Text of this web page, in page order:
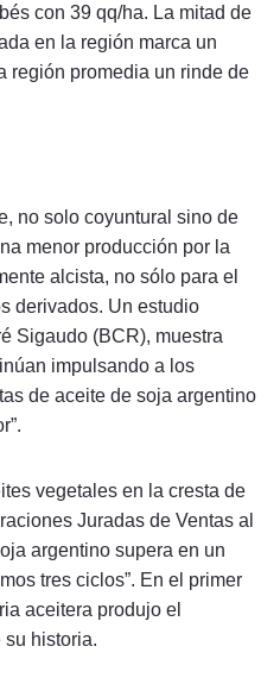
con 39 qq/ha. La mitad de
en la región marca un
región promedia un rinde de
no solo coyuntural sino de
menor producción por la
alcista, no sólo para el
derivados. Un estudio
Sigaudo (BCR), muestra
impulsando a los
de aceite de soja argentino
vegetales en la cresta de
Juradas de Ventas al
argentino supera en un
tres ciclos”. En el primer
aceitera produjo el
historia.